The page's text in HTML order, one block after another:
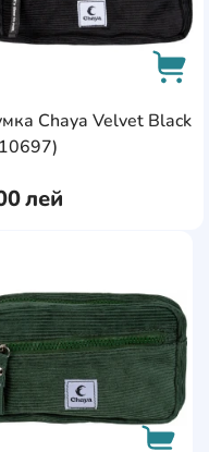
Chaya Velvet Black
лей